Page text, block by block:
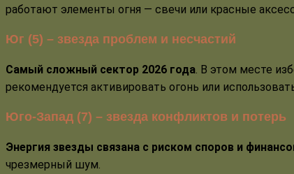
работают элементы огня — свечи или красные
Юг (5) – звезда проблем и несчастий
Самый сложный сектор 2026 года. В этом месте
рекомендуется активировать огонь или
Юго-Запад (7) – звезда конфликтов и потерь
Энергия звезды связана с риском споров и
чрезмерный шум.